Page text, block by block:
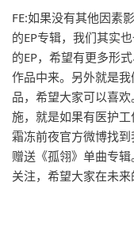
FE:如果没有其他因素
的EP专辑，我们其实
的EP，希望有更多形
作品中来。另外就是
品，希望大家可以喜
施，就是如果有医护
霜冻前夜官方微博找
赠送《孤翎》单曲专
关注，希望大家在未来